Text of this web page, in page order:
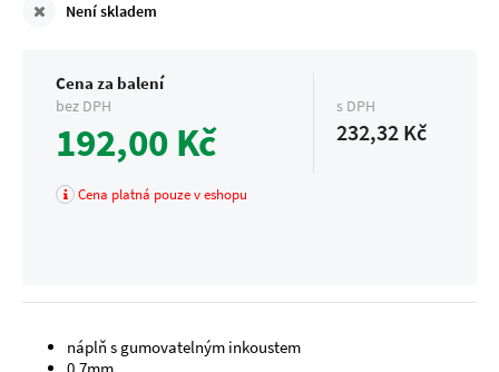
Není skladem
Cena za balení
bez DPH
192,00 Kč
s DPH
232,32 Kč
Cena platná pouze v eshopu
náplň s gumovatelným inkoustem